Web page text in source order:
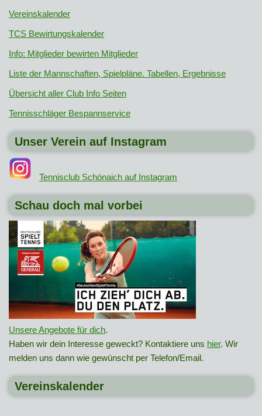
Vereinskalender
TCS Bewirtungskalender
Info: Mitglieder bewirten Mitglieder
Liste der Mannschaften, Spielpläne. Tabellen, Ergebnisse
Übersicht aller Club Info Seiten
Tennisschläger Bespannservice
Unser Verein auf Instagram
Tennisclub Schönaich auf Instagram
Schau doch mal vorbei
Unsere Angebote für dich.
Haben wir dein Interesse geweckt? Kontaktiere uns hier. Wir
melden uns dann wie gewünscht per Telefon/Email.
Vereinskalender